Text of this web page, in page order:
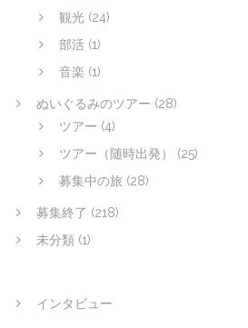
観光 (24)
部活 (1)
音楽 (1)
ぬいぐるみのツアー (28)
ツアー (4)
ツアー（随時出発）
(25)
募集中の旅 (28)
募集終了 (218)
未分類 (1)
インタビュー